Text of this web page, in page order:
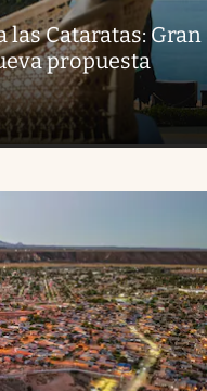
las Cataratas: Gran
propuesta